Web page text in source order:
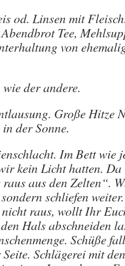
od. Linsen mit
Tee,
von
der andere.
Große Hitze
der Sonne.
Im Bett wie
kein Licht hatten. Da
aus den Zelten“.
schliefen
raus, wollt Ihr
Hals abschneiden
Schüße
Schlägerei mit